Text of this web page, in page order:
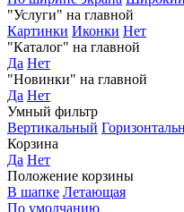
"Услуги" на главной
Картинки Иконки Нет
"Каталог" на главной
Да Нет
"Новинки" на главной
Да Нет
Умный фильтр
Вертикальный
Корзина
Да Нет
Положение корзины
В шапке Летающая
По умолчанию